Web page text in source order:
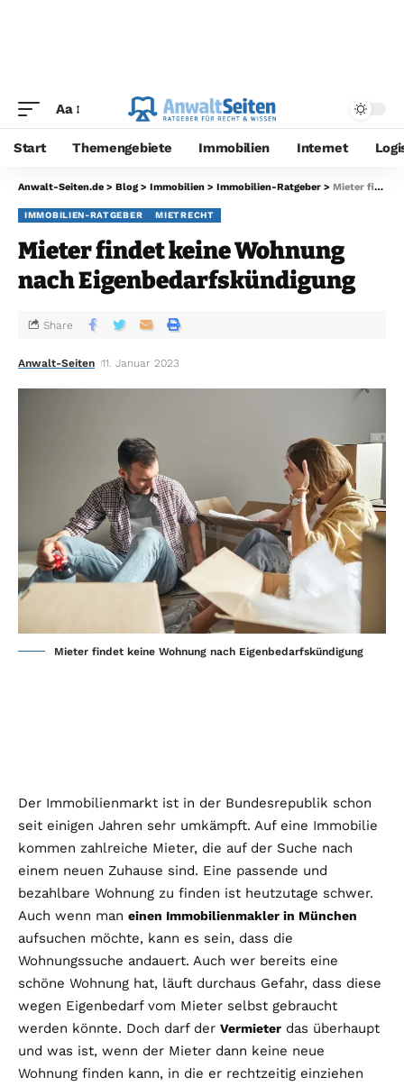
Aa
Start Themengebiete Immobilien Internet
Anwalt-Seiten.de > Blog > Immobilien > Immobilien-Ratgeber > Mieter findet keine Wohnung nach Eigenbedarfskündigung
IMMOBILIEN-RATGEBER MIETRECHT
Mieter findet keine Wohnung
nach Eigenbedarfskündigung
Anwalt-Seiten 11. Januar 2023
Share
Mieter findet keine Wohnung nach Eigenbedarfskündigung
Der Immobilienmarkt ist in der Bundesrepublik schon
seit einigen Jahren sehr umkämpft. Auf eine Immobilie
kommen zahlreiche Mieter, die auf der Suche nach
einem neuen Zuhause sind. Eine passende und
bezahlbare Wohnung zu finden ist heutzutage schwer.
Auch wenn man einen Immobilienmakler in München
aufsuchen möchte, kann es sein, dass die
Wohnungssuche andauert. Auch wer bereits eine
schöne Wohnung hat, läuft durchaus Gefahr, dass diese
wegen Eigenbedarf vom Mieter selbst gebraucht
werden könnte. Doch darf der Vermieter das überhaupt
und was ist, wenn der Mieter dann keine neue
Wohnung finden kann, in die er rechtzeitig einziehen